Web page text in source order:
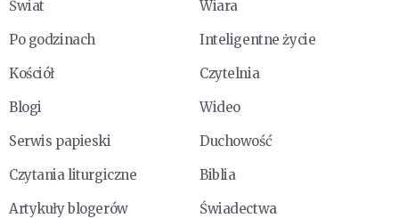
Świat
Wiara
Po godzinach
Inteligentne życie
Kościół
Czytelnia
Blogi
Wideo
Serwis papieski
Duchowość
Czytania liturgiczne
Biblia
Artykuły blogerów
Świadectwa